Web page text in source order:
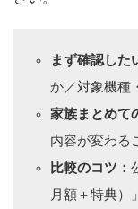
まず確認した
か／対象機種
家族まとめて
内容が変わる
比較のコツ：
月額＋特典）